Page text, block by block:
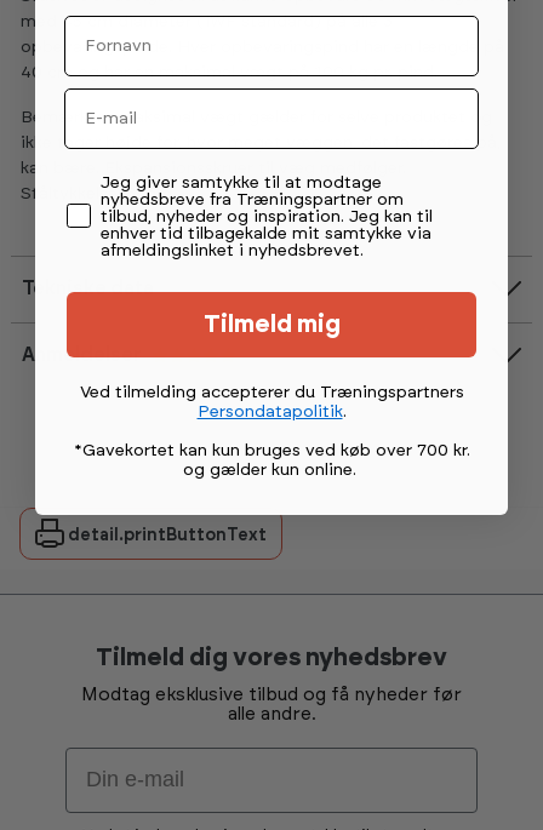
med 45 cm diameter (IWF standard) på alle 3
opbevaringspinde. Hver opbevaringspind har en længde på
40 cm og har en maksimal vægt på 100 kg pr. pind.
Bemærk, at maksimal vægt gælder for selve produktet og
ikke tager højde for, hvor meget væggen, det fastgøres på,
kan bære. Ekspansionsskruer til væg medfølger.
Ståltykkelse: 3 mm
Tekniske data
Anmeldelser
detail.printButtonText
Tilmeld dig vores nyhedsbrev
Modtag eksklusive tilbud og få nyheder før
alle andre.
Email
Fornavn
Email
Permission tekst
Jeg giver samtykke til at modtage
nyhedsbreve fra Træningspartner om
tilbud, nyheder og inspiration. Jeg kan til
enhver tid tilbagekalde mit samtykke via
afmeldingslinket i nyhedsbrevet.
Tilmeld mig
Ved tilmelding accepterer du Træningspartners
Persondatapolitik.
*Gavekortet kan kun bruges ved køb over 700 kr.
og gælder kun online.